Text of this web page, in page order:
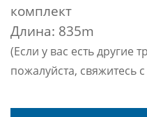
комплект
Длина: 835m
(Если у вас есть другие
пожалуйста, свяжитесь